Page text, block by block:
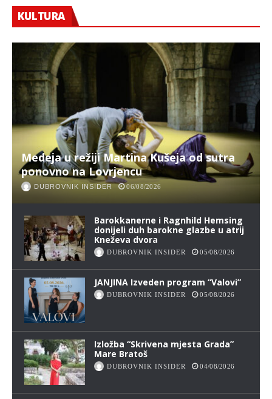
KULTURA
Medeja u režiji Martina Kušeja od sutra
ponovno na Lovrjencu
DUBROVNIK INSIDER 06/08/2026
Barokkanerne i Ragnhild Hemsing
donijeli duh barokne glazbe u atrij
Kneževa dvora
DUBROVNIK INSIDER 05/08/2026
JANJINA Izveden program “Valovi”
DUBROVNIK INSIDER 05/08/2026
Izložba “Skrivena mjesta Grada”
Mare Bratoš
DUBROVNIK INSIDER 04/08/2026